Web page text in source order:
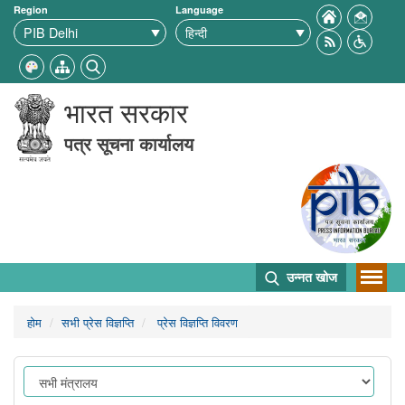
Region Language
भारत सरकार
पत्र सूचना कार्यालय
उन्नत खोज
होम सभी प्रेस विज्ञप्ति प्रेस विज्ञप्ति विवरण